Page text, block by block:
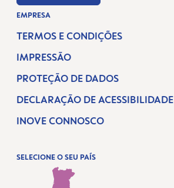
EMPRESA
TERMOS E CONDIÇÕES
IMPRESSÃO
PROTEÇÃO DE DADOS
DECLARAÇÃO DE ACESSIBILIDADE
INOVE CONNOSCO
SELECIONE O SEU PAÍS